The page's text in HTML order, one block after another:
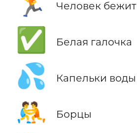
Человек бежит
✅ Белая галочка
💦 Капельки воды
🤼 Борцы